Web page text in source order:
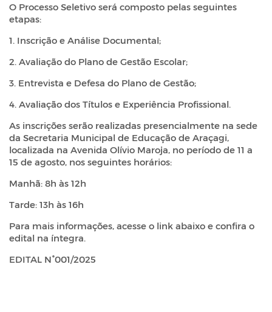
O Processo Seletivo será composto pelas seguintes
etapas:
1. Inscrição e Análise Documental;
2. Avaliação do Plano de Gestão Escolar;
3. Entrevista e Defesa do Plano de Gestão;
4. Avaliação dos Títulos e Experiência Profissional.
As inscrições serão realizadas presencialmente na sede
da Secretaria Municipal de Educação de Araçagi,
localizada na Avenida Olívio Maroja, no período de 11 a
15 de agosto, nos seguintes horários:
Manhã: 8h às 12h
Tarde: 13h às 16h
Para mais informações, acesse o link abaixo e confira o
edital na íntegra.
EDITAL N°001/2025